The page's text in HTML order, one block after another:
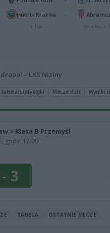
Hutnik Kraków
II liga Metalkas 2.
– LKS Niziny
tabela/statystyki Mecze dziś Wyniki
> Klasa B Przemyśl
godz. 12:00
- 3
TABELA OSTATNIE MECZE